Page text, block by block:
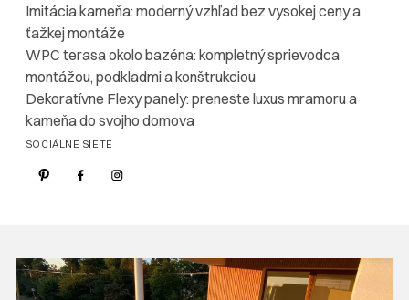
Imitácia kameňa: moderný vzhľad bez vysokej ceny a
ťažkej montáže
WPC terasa okolo bazéna: kompletný sprievodca
montážou, podkladmi a konštrukciou
Dekoratívne Flexy panely: preneste luxus mramoru a
kameňa do svojho domova
SOCIÁLNE SIETE